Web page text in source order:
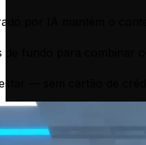
por IA mantém o
de fundo para combinar
— sem cartão de